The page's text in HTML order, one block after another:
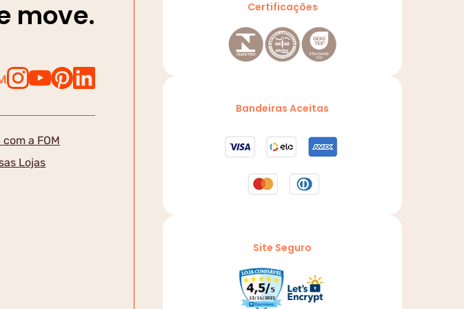
move.
com a FOM
Lojas
Certificações
Bandeiras Aceitas
Site Seguro